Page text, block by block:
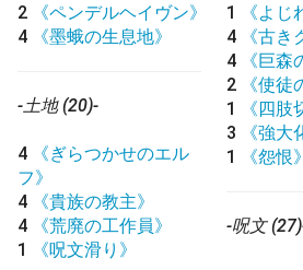
2
《ペンデルヘイヴン》
4
《墨蛾の生息地》
-土地 (20)-
4
《ぎらつかせのエル
フ》
4
《貴族の教主》
4
《荒廃の工作員》
1
《呪文滑り》
1
《よじ
4
《古き
4
《巨森
2
《使徒
1
《四肢
3
《強大
1
《怨恨》
-呪文